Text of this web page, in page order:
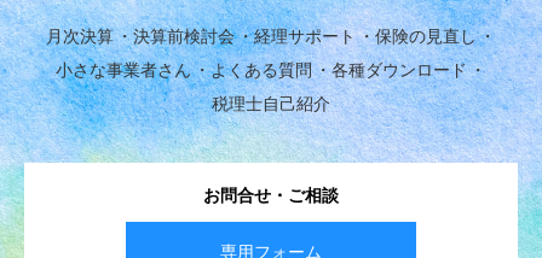
月次決算 決算前検討会 経理サポート
保険の見直し
小さな事業者さん
よくある質問
各種ダウンロード
税理士自己紹介
お問合せ・ご相談
専用フォーム